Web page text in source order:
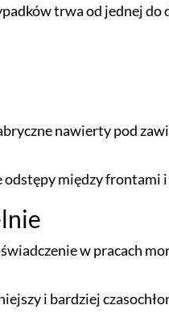
trwa od jednej do
nawierty pod
między frontami
w pracach
i bardziej